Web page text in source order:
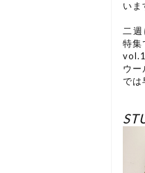
い
二
特集
ウー
では